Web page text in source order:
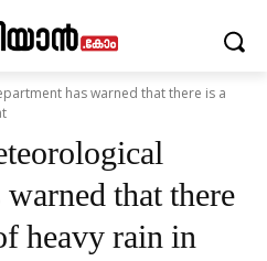
has warned that there is a
that there
heavy rain in